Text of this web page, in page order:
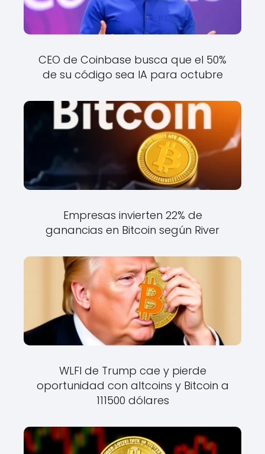
CEO de Coinbase busca que el 50%
de su código sea IA para octubre
Empresas invierten 22% de
ganancias en Bitcoin según River
WLFI de Trump cae y pierde
oportunidad con altcoins y Bitcoin a
111500 dólares